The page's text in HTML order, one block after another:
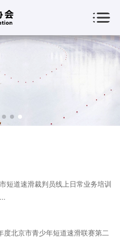
短道速滑裁判员线上日常业务培训
度北京市青少年短道速滑联赛第二